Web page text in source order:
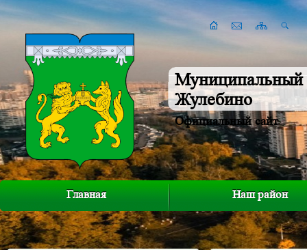
Муниципальный
Жулебино
Официальный сайт
Главная Наш район